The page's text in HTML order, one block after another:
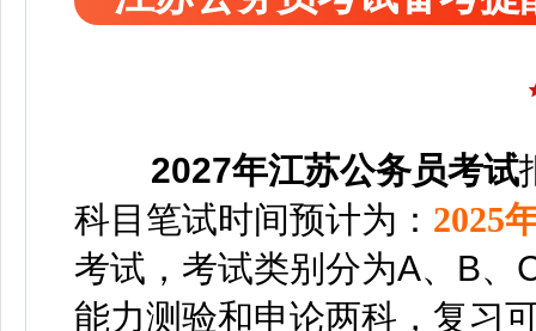
2027年江苏公务员考试
科目 笔试时间预计为： 2025
考试，考试类别分为A、B、
能力测验和申论两科， 复习